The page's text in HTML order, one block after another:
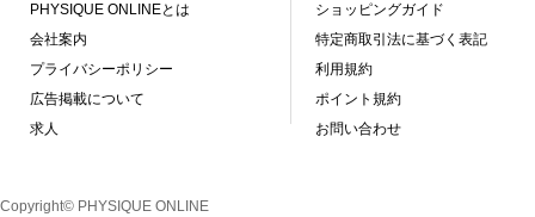
PHYSIQUE ONLINEとは
会社案内
プライバシーポリシー
広告掲載について
求人
ショッピングガイド
特定商取引法に基づく表記
利用規約
ポイント規約
お問い合わせ
Copyright© PHYSIQUE ONLINE